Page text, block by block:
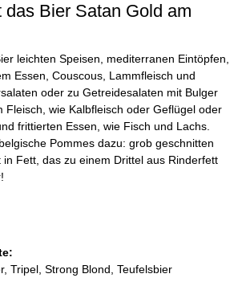
das Bier Satan Gold am
leichten Speisen, mediterranen Eintöpfen,
Essen, Couscous, Lammfleisch und
oder zu Getreidesalaten mit Bulger
Fleisch, wie Kalbfleisch oder Geflügel oder
frittierten Essen, wie Fisch und Lachs.
Pommes dazu: grob geschnitten
Fett, das zu einem Drittel aus Rinderfett
Tripel, Strong Blond, Teufelsbier